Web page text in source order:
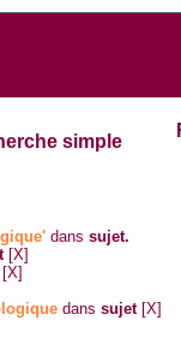
simple
danssujet.
[X]
[X]
danssujet [X]